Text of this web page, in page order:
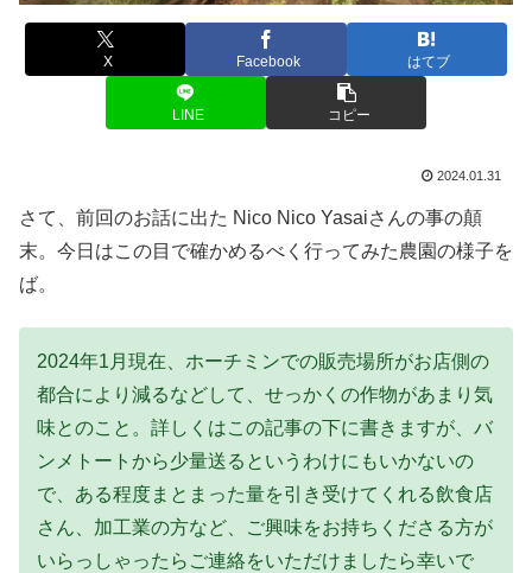
X Facebook はてブ
LINE コピー
2024.01.31
さて、前回のお話に出た Nico Nico Yasaiさんの事の顛
末。今日はこの目で確かめるべく行ってみた農園の様子を
ば。
2024年1月現在、ホーチミンでの販売場所がお店側の
都合により減るなどして、せっかくの作物があまり気
味とのこと。詳しくはこの記事の下に書きますが、バ
ンメトートから少量送るというわけにもいかないの
で、ある程度まとまった量を引き受けてくれる飲食店
さん、加工業の方など、ご興味をお持ちくださる方が
いらっしゃったらご連絡をいただけましたら幸いで